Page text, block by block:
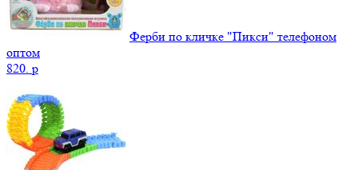
Ферби по кличке "Пикси" телефоном
оптом
820. p